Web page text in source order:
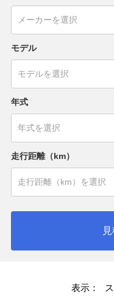
モデル
年式
走行距離（km）
表示：